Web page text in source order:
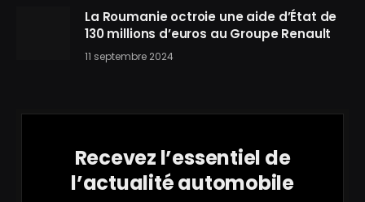
La Roumanie octroie une aide d’État de
130 millions d’euros au Groupe Renault
11 septembre 2024
Recevez l’essentiel de
l’actualité automobile